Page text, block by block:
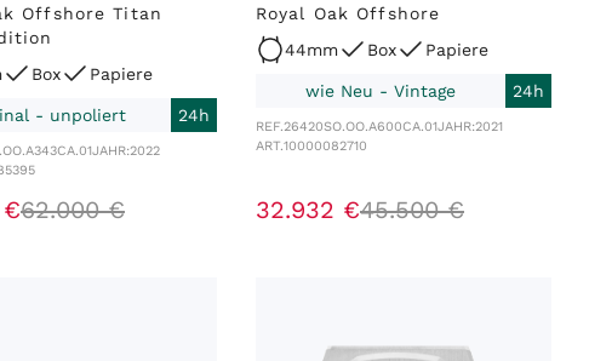
Offshore Titan
Box Papiere
- unpoliert 24h
JAHR:2022
€62.000 €
Royal Oak Offshore
44mm
Box Papiere
wie Neu - Vintage 24h
REF.26420SO.OO.A600CA.01JAHR:2021
ART.10000082710
32.932 €45.500 €